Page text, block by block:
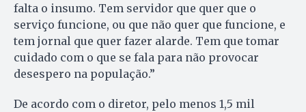
fal­ta o insumo. Tem servidor que quer que o
serviço funcione, ou que não quer que fun­cione, e
tem jornal que quer fazer alarde. Tem que tomar
cuidado com o que se fala para não pro­vocar
desespero na população.”
De acordo com o diretor, pelo menos 1,5 mil